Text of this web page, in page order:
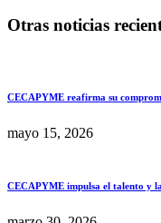
Otras noticias
CECAPYME reafirma su
mayo 15, 2026
CECAPYME impulsa el talento y